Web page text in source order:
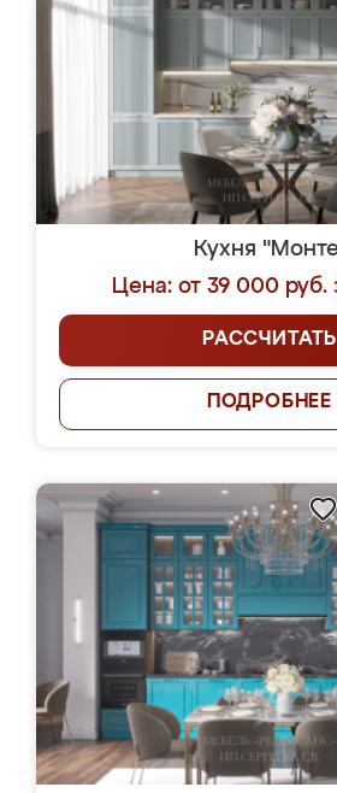
Кухня
Цена: от 39 000 руб.
РАССЧИТАТЬ
ПОДРОБНЕЕ